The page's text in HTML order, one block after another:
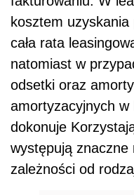
kosztem
cała rata
natomiast w
odsetki oraz
amortyzacyjnych w
dokonuje
występują
zależności od